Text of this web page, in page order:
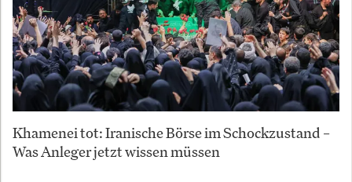
Khamenei tot: Iranische Börse im Schockzustand –
Was Anleger jetzt wissen müssen